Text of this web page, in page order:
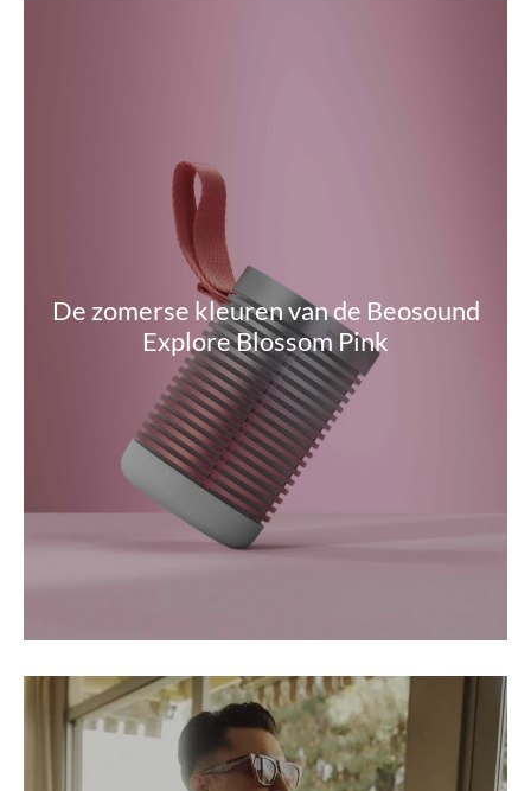
De zomerse kleuren van de Beosound
Explore Blossom Pink